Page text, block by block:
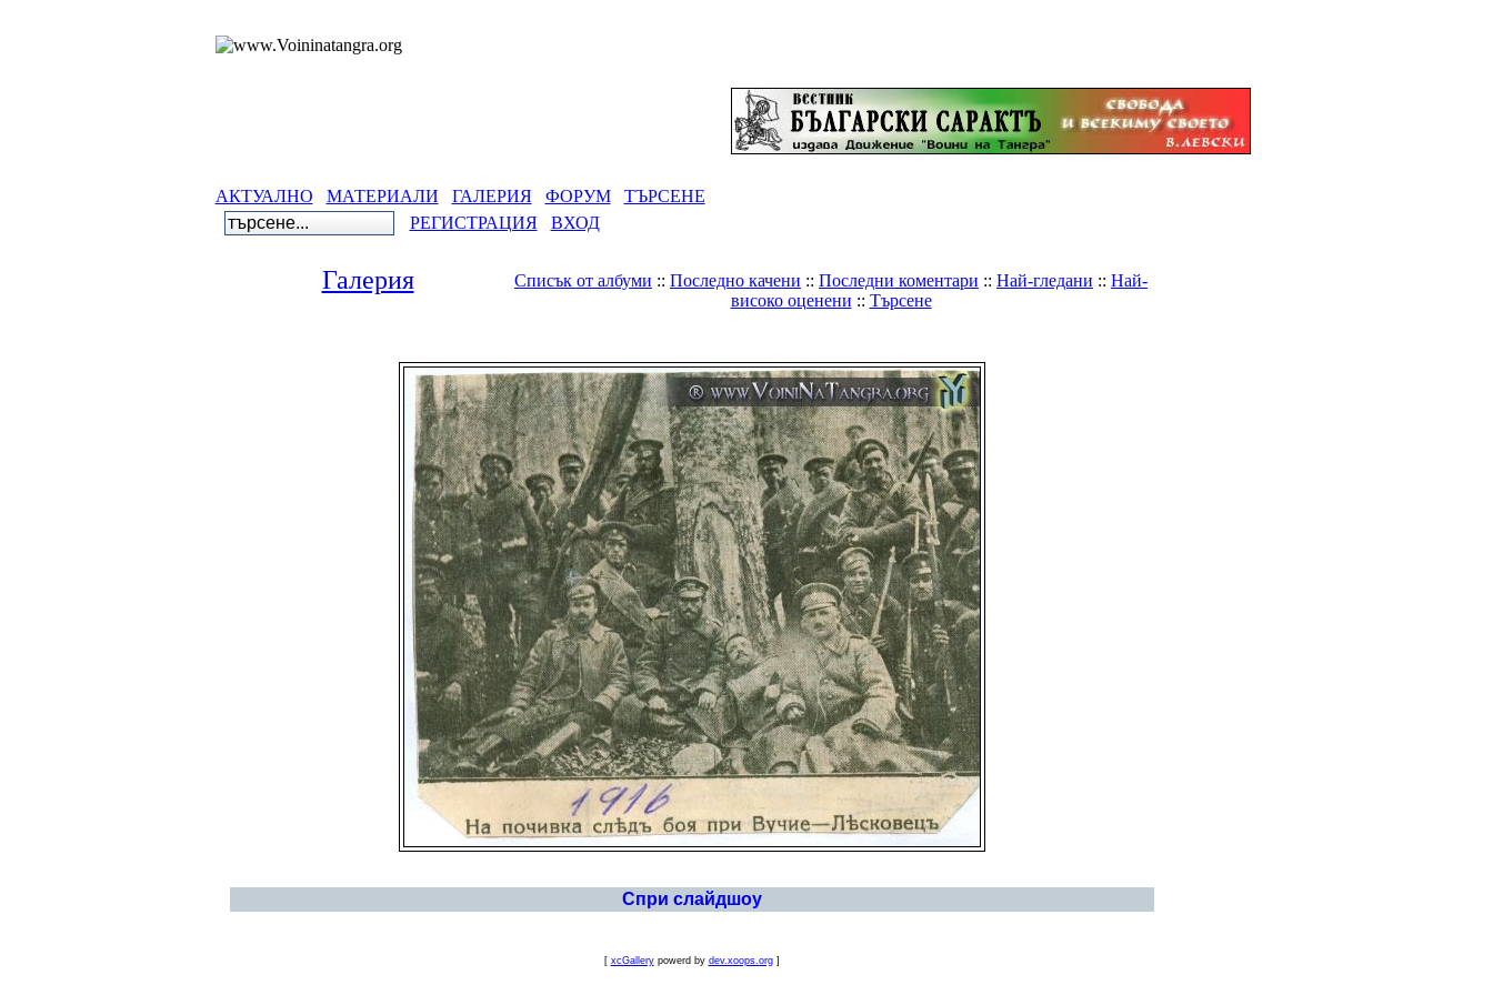
АКТУАЛНО МАТЕРИАЛИ ГАЛЕРИЯ ФОРУМ
ТЪРСЕНЕ
РЕГИСТРАЦИЯ
ВХОД
Галерия Списък от албуми :: Последно качени :: Последни коментари :: Най-гледани :: Най-
високо оценени :: Търсене
Спри слайдшоу
[ xcGallerypowerd by dev.xoops.org]